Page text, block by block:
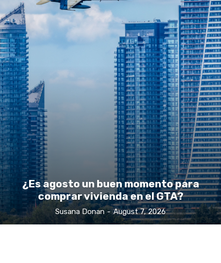
¿Es agosto un buen momento para
comprar vivienda en el GTA?
Susana Donan - August 7, 2026